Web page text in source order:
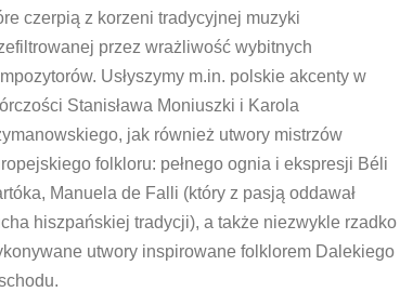
czerpią z korzeni tradycyjnej muzyki
przez wrażliwość wybitnych
Usłyszymy m.in. polskie akcenty w
Stanisława Moniuszki i Karola
jak również utwory mistrzów
folkloru: pełnego ognia i ekspresji Béli
Manuela de Falli (który z pasją oddawał
hiszpańskiej tradycji), a także niezwykle rzadko
utwory inspirowane folklorem Dalekiego